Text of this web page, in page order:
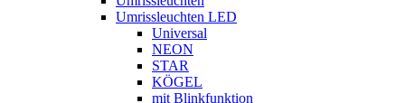
Umrissleuchten LED
Universal
NEON
STAR
KÖGEL
mit Blinkfunktion